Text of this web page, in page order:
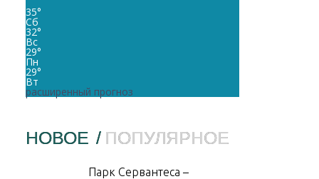
35°
Сб
32°
Вс
29°
Пн
29°
Вт
расширенный прогноз
НОВОЕ / ПОПУЛЯРНОЕ
Парк Сервантеса –